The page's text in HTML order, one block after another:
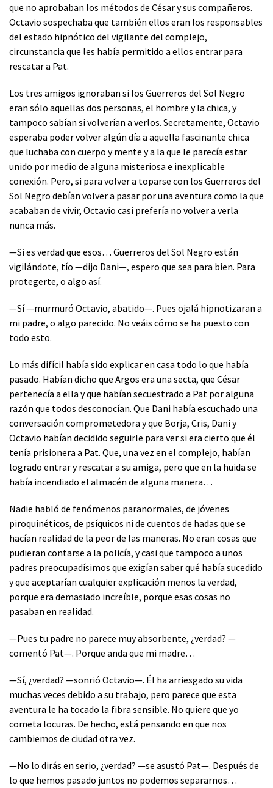
que no aprobaban los métodos de César y sus compañeros.
Octavio sospechaba que también ellos eran los responsables
del estado hipnótico del vigilante del complejo,
circunstancia que les había permitido a ellos entrar para
rescatar a Pat.
Los tres amigos ignoraban si los Guerreros del Sol Negro
eran sólo aquellas dos personas, el hombre y la chica, y
tampoco sabían si volverían a verlos. Secretamente, Octavio
esperaba poder volver algún día a aquella fascinante chica
que luchaba con cuerpo y mente y a la que le parecía estar
unido por medio de alguna misteriosa e inexplicable
conexión. Pero, si para volver a toparse con los Guerreros del
Sol Negro debían volver a pasar por una aventura como la que
acababan de vivir, Octavio casi prefería no volver a verla
nunca más.
—Si es verdad que esos… Guerreros del Sol Negro están
vigilándote, tío —dijo Dani—, espero que sea para bien. Para
protegerte, o algo así.
—Sí —murmuró Octavio, abatido—. Pues ojalá hipnotizaran a
mi padre, o algo parecido. No veáis cómo se ha puesto con
todo esto.
Lo más difícil había sido explicar en casa todo lo que había
pasado. Habían dicho que Argos era una secta, que César
pertenecía a ella y que habían secuestrado a Pat por alguna
razón que todos desconocían. Que Dani había escuchado una
conversación comprometedora y que Borja, Cris, Dani y
Octavio habían decidido seguirle para ver si era cierto que él
tenía prisionera a Pat. Que, una vez en el complejo, habían
logrado entrar y rescatar a su amiga, pero que en la huida se
había incendiado el almacén de alguna manera…
Nadie habló de fenómenos paranormales, de jóvenes
piroquinéticos, de psíquicos ni de cuentos de hadas que se
hacían realidad de la peor de las maneras. No eran cosas que
pudieran contarse a la policía, y casi que tampoco a unos
padres preocupadísimos que exigían saber qué había sucedido
y que aceptarían cualquier explicación menos la verdad,
porque era demasiado increíble, porque esas cosas no
pasaban en realidad.
—Pues tu padre no parece muy absorbente, ¿verdad? —
comentó Pat—. Porque anda que mi madre…
—Sí, ¿verdad? —sonrió Octavio—. Él ha arriesgado su vida
muchas veces debido a su trabajo, pero parece que esta
aventura le ha tocado la fibra sensible. No quiere que yo
cometa locuras. De hecho, está pensando en que nos
cambiemos de ciudad otra vez.
—No lo dirás en serio, ¿verdad? —se asustó Pat—. Después de
lo que hemos pasado juntos no podemos separarnos…